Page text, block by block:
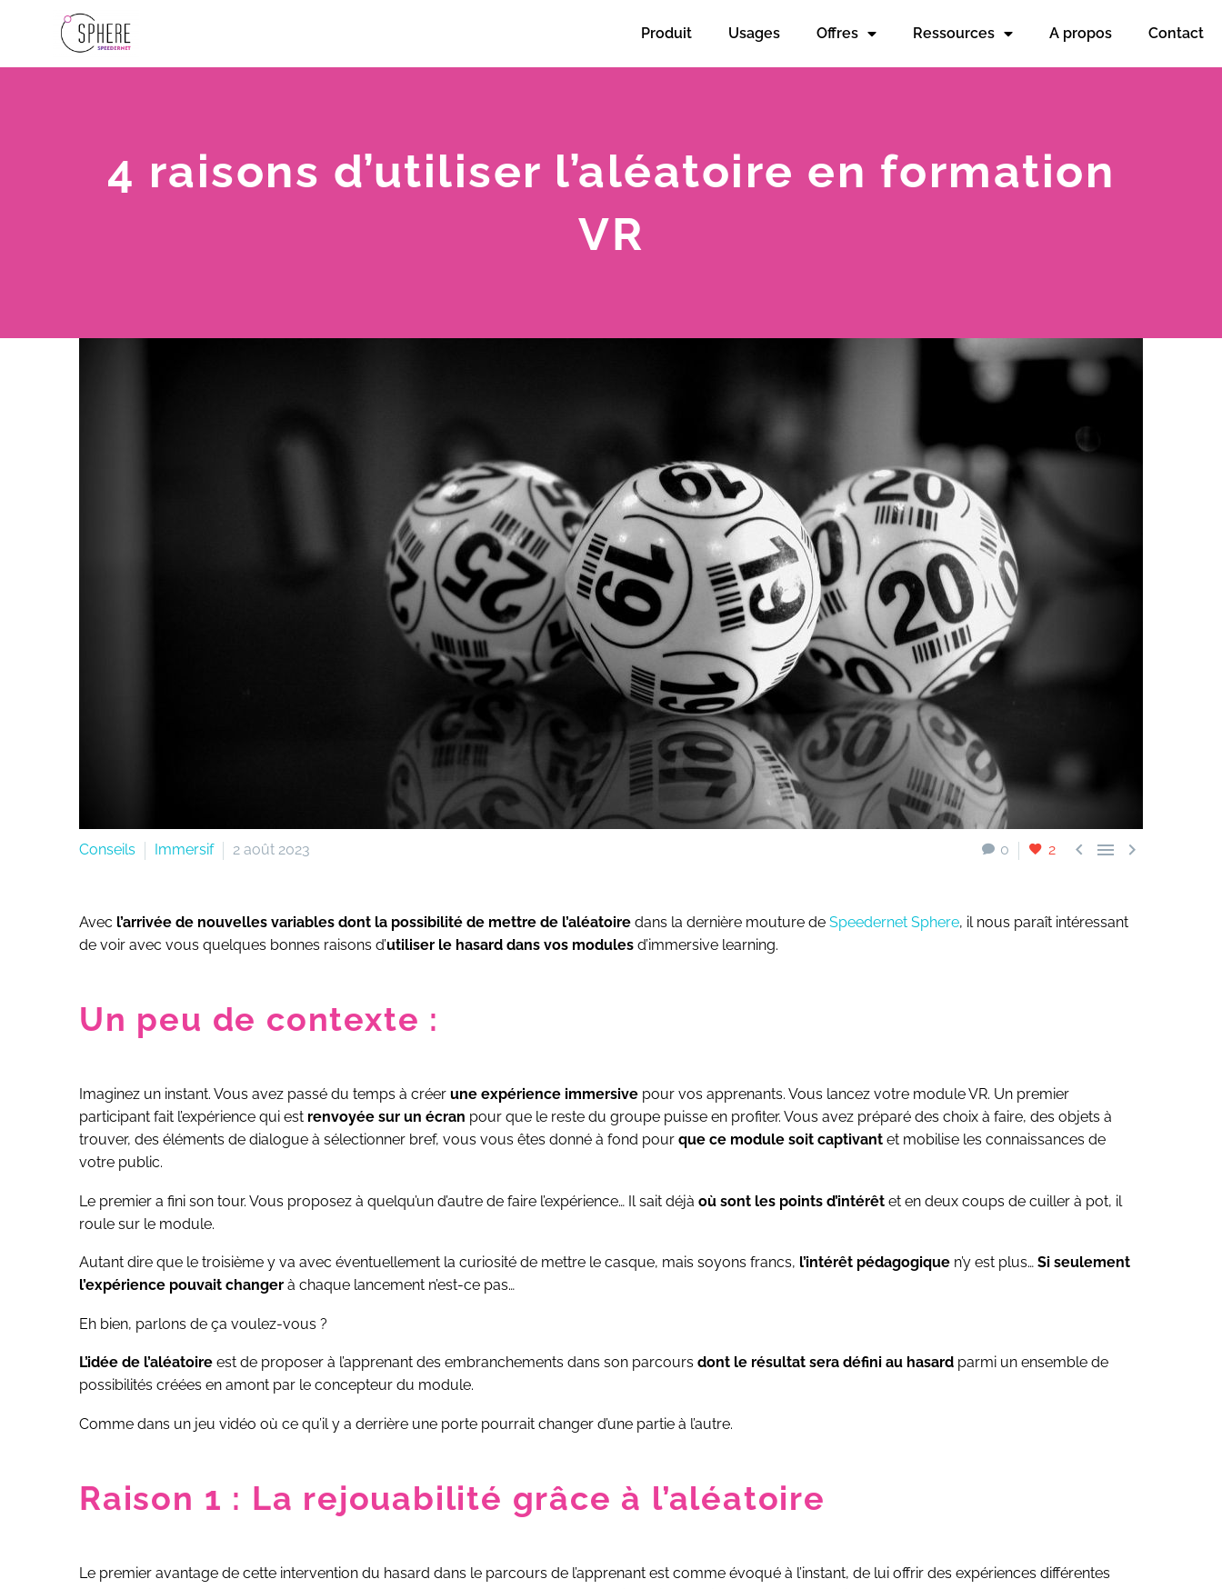
Produit Usages Offres Ressources A propos Contact
4 raisons d’utiliser l’aléatoire en formation
VR
0 2   
Conseils Immersif 2 août 2023
Avec l’arrivée de nouvelles variables dont la possibilité de mettre de l’aléatoire dans la dernière mouture de Speedernet Sphere, il nous paraît intéressant
de voir avec vous quelques bonnes raisons d’utiliser le hasard dans vos modules d’immersive learning.
Un peu de contexte :
Imaginez un instant. Vous avez passé du temps à créer une expérience immersive pour vos apprenants. Vous lancez votre module VR. Un premier
participant fait l’expérience qui est renvoyée sur un écran pour que le reste du groupe puisse en profiter. Vous avez préparé des choix à faire, des objets à
trouver, des éléments de dialogue à sélectionner bref, vous vous êtes donné à fond pour que ce module soit captivant et mobilise les connaissances de
votre public.
Le premier a fini son tour. Vous proposez à quelqu’un d’autre de faire l’expérience… Il sait déjà où sont les points d’intérêt et en deux coups de cuiller à pot, il
roule sur le module.
Autant dire que le troisième y va avec éventuellement la curiosité de mettre le casque, mais soyons francs, l’intérêt pédagogique n’y est plus… Si seulement
l’expérience pouvait changer à chaque lancement n’est-ce pas…
Eh bien, parlons de ça voulez-vous ?
L’idée de l’aléatoire est de proposer à l’apprenant des embranchements dans son parcours dont le résultat sera défini au hasard parmi un ensemble de
possibilités créées en amont par le concepteur du module.
Comme dans un jeu vidéo où ce qu’il y a derrière une porte pourrait changer d’une partie à l’autre.
Raison 1 : La rejouabilité grâce à l’aléatoire
Le premier avantage de cette intervention du hasard dans le parcours de l’apprenant est comme évoqué à l’instant, de lui offrir des expériences différentes